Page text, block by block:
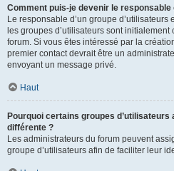
Comment puis-je devenir le responsable
Le responsable d’un groupe
les groupes d’utilisateurs sont
forum. Si vous êtes intéressé par la
premier contact devrait être un
envoyant un message privé.
Haut
Pourquoi certains groupes
différente ?
Les administrateurs du forum peuvent
groupe d’utilisateurs afin de faciliter leur